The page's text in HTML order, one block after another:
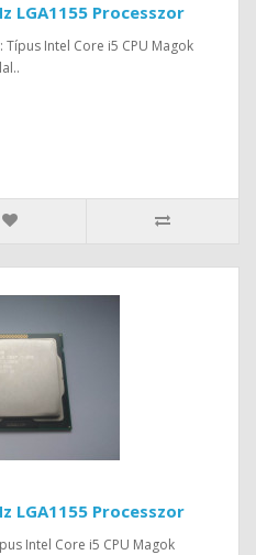
LGA1155 Processzor
Intel Core i5 CPU Magok
LGA1155 Processzor
Intel Core i5 CPU Magok